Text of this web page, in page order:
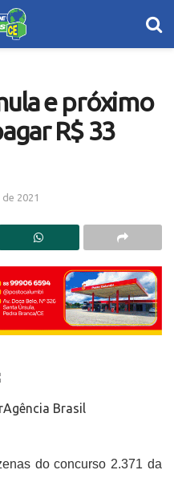
e próximo
R$ 33
2021
Brasil
do concurso 2.371 da